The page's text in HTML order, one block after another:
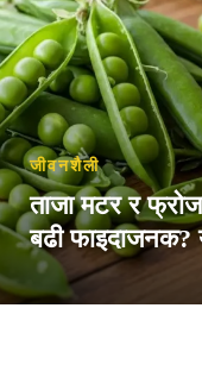
जीवनशैली
ताजा मटर र
बढी फाइदाजनक?